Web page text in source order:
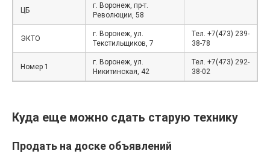
ЦБ
г. Воронеж, пр-т.
Революции, 58
ЭКТО
г. Воронеж, ул.
Текстильщиков, 7
Тел. +7(473) 239-
38-78
Номер 1
г. Воронеж, ул.
Никитинская, 42
Тел. +7(473) 292-
38-02
Куда еще можно сдать старую технику
Продать на доске объявлений